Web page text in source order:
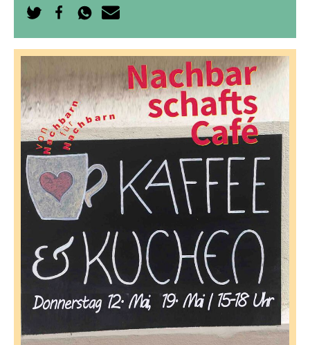
TwitterFacebookWhatsApp
E-
senden